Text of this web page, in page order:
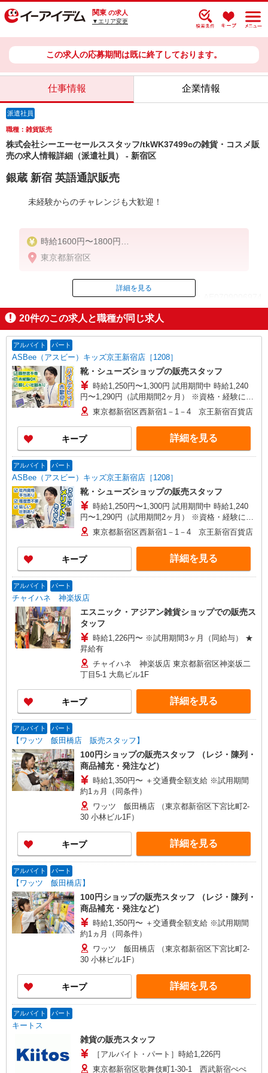
関東 の求人
▼エリア変更
この求人の応募期間は既に終了しております。
仕事情報 企業情報
派遣社員
職種：雑貨販売
株式会社シーエーセールススタッフ/tkWK37499cの雑貨・コスメ販
売の求人情報詳細（派遣社員） - 新宿区
銀蔵 新宿 英語通訳販売
未経験からのチャレンジも大歓迎！
時給1600円〜1800円
給与例：時給1,800円×実働7.5時間×22日＝297,000
0円※時給設定は経験、シフト希望により異なります
東京都新宿区
ID：AE0709006974
掲載期間終了
詳細を見る
20件のこの求人と職種が同じ求人
アルバイト パート
ASBee（アスビー）キッズ京王新宿店［1208］
靴・シューズショップの販売スタッフ
時給1,250円〜1,300円 試用期間中 時給1,240
円〜1,290円（試用期間2ヶ月） ※資格・経験によ
る 東京都新宿区西新宿1－1－4 京王新宿百貨店
キープ 詳細を見る
アルバイト パート
ASBee（アスビー）キッズ京王新宿店［1208］
靴・シューズショップの販売スタッフ
時給1,250円〜1,300円 試用期間中 時給1,240
円〜1,290円（試用期間2ヶ月） ※資格・経験によ
る 東京都新宿区西新宿1－1－4 京王新宿百貨店
キープ 詳細を見る
アルバイト パート
チャイハネ 神楽坂店
エスニック・アジアン雑貨ショップでの販売ス
タッフ
時給1,226円〜 ※試用期間3ヶ月（同給与） ★
昇給有
チャイハネ 神楽坂店 東京都新宿区神楽坂二
丁目5-1 大島ビル1F
キープ 詳細を見る
アルバイト パート
【ワッツ 飯田橋店 販売スタッフ】
100円ショップの販売スタッフ （レジ・陳列・
商品補充・発注など）
時給1,350円〜 ＋交通費全額支給 ※試用期間
約1ヵ月（同条件）
ワッツ 飯田橋店 （東京都新宿区下宮比町2-
30 小林ビル1F）
キープ 詳細を見る
アルバイト パート
【ワッツ 飯田橋店】
100円ショップの販売スタッフ （レジ・陳列・
商品補充・発注など）
時給1,350円〜 ＋交通費全額支給 ※試用期間
約1ヵ月（同条件）
ワッツ 飯田橋店 （東京都新宿区下宮比町2-
30 小林ビル1F）
キープ 詳細を見る
アルバイト パート
キートス
雑貨の販売スタッフ
［アルバイト・パート］時給1,226円
東京都新宿区歌舞伎町1-30-1 西武新宿ぺぺ